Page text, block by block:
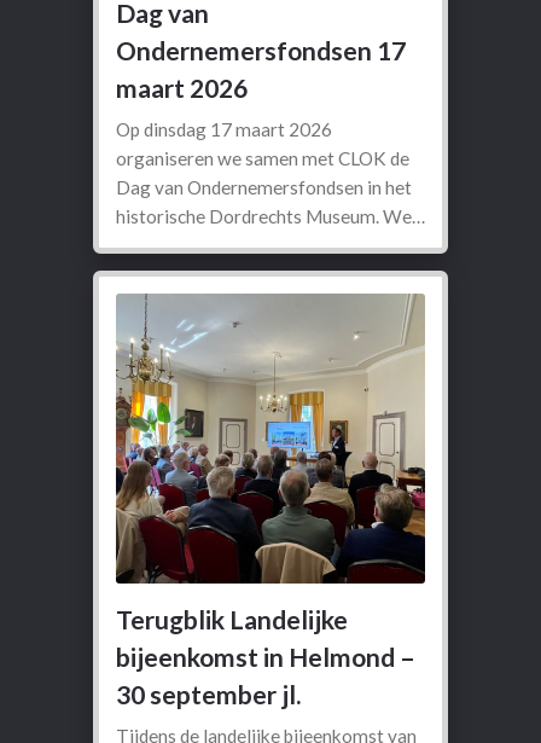
Dag van
Ondernemersfondsen 17
maart 2026
Op dinsdag 17 maart 2026
organiseren we samen met CLOK de
Dag van Ondernemersfondsen in het
historische Dordrechts Museum. We…
Terugblik Landelijke
bijeenkomst in Helmond –
30 september jl.
Tijdens de landelijke bijeenkomst van